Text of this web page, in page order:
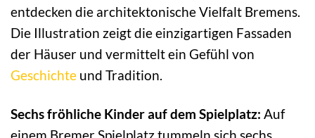
entdecken die architektonische Vielfalt Bremens.
Die Illustration zeigt die einzigartigen Fassaden
der Häuser und vermittelt ein Gefühl von
Geschichte und Tradition.
Sechs fröhliche Kinder auf dem Spielplatz: Auf
einem Bremer Spielplatz tummeln sich sechs